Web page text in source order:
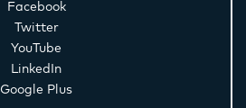
Facebook
Twitter
YouTube
LinkedIn
Google Plus